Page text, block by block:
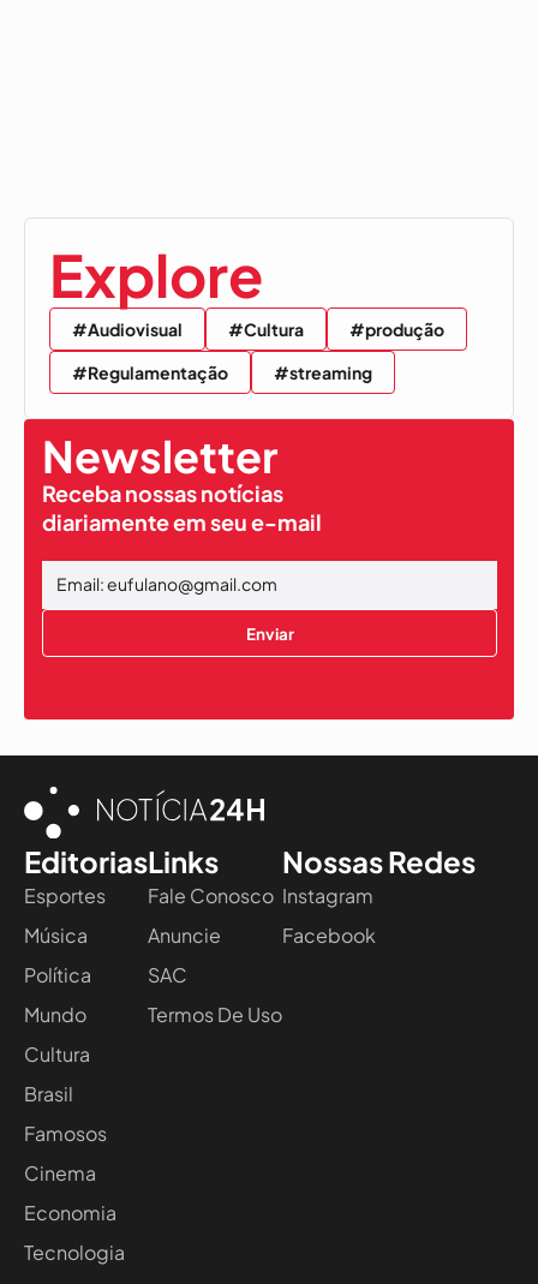
Explore
#Audiovisual #Cultura
#produção
#Regulamentação
#streaming
Newsletter
Receba nossas notícias
diariamente em seu e-mail
Enviar
Editorias
Esportes
Música
Política
Mundo
Cultura
Brasil
Famosos
Cinema
Economia
Tecnologia
Links
Fale Conosco
Anuncie
SAC
Termos De Uso
Nossas Redes
Instagram
Facebook